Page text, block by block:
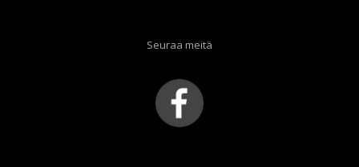
Seuraa meitä